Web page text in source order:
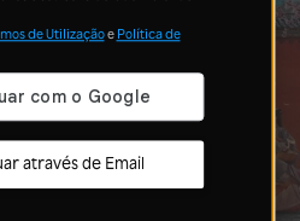
de Utilizaçãoe Política de
através de Email